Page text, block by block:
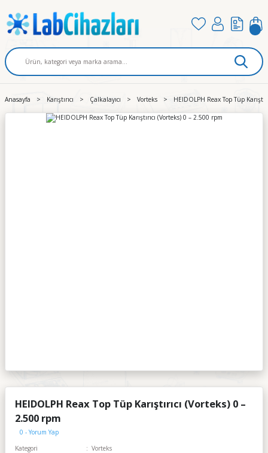
Anasayfa Karıştırıcı Çalkalayıcı Vorteks HEIDOLPH Reax Top Tüp
HEIDOLPH Reax Top Tüp Karıştırıcı (Vorteks) 0 –
2.500 rpm
0 - Yorum Yap
Kategori
Vorteks